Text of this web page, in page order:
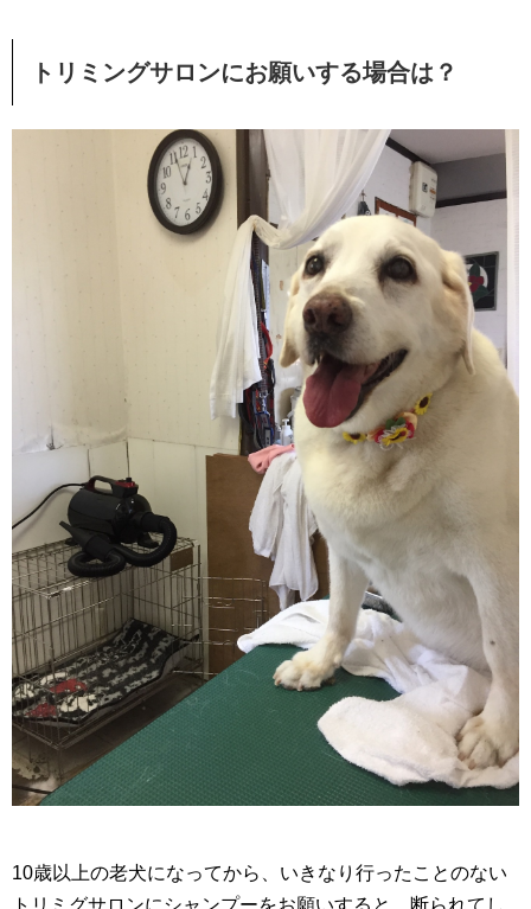
トリミングサロンにお願いする場合は？
10歳以上の老犬になってから、いきなり行ったことのない
トリミグサロンにシャンプーをお願いすると、断られてし